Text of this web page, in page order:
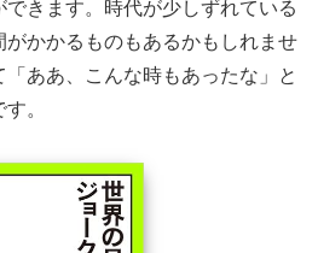
きます。時代が少しずれている
かかるものもあるかもしれませ
ああ、こんな時もあったな」と
。